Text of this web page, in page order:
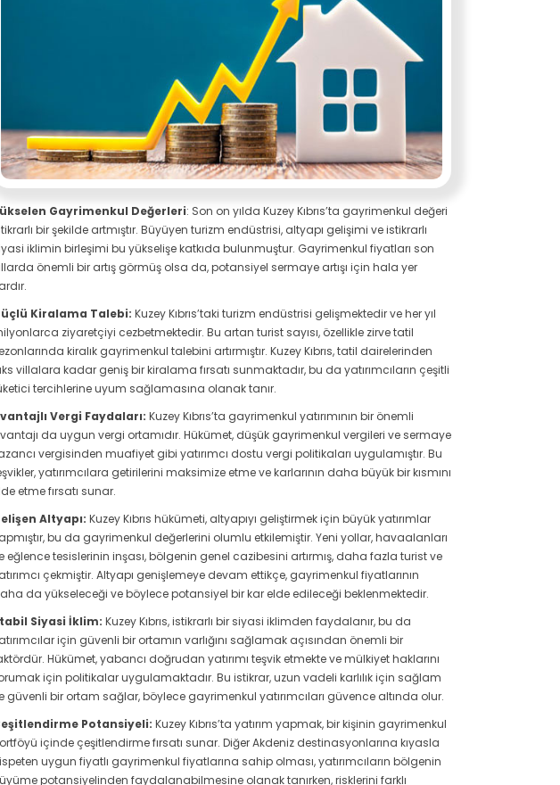
Gayrimenkul Değerleri: Son on yılda Kuzey Kıbrıs’ta gayrimenkul değeri
bir şekilde artmıştır. Büyüyen turizm endüstrisi, altyapı gelişimi ve istikrarlı
iklimin birleşimi bu yükselişe katkıda bulunmuştur. Gayrimenkul fiyatları son
önemli bir artış görmüş olsa da, potansiyel sermaye artışı için hala yer
Kiralama Talebi: Kuzey Kıbrıs’taki turizm endüstrisi gelişmektedir ve her yıl
ziyaretçiyi cezbetmektedir. Bu artan turist sayısı, özellikle zirve tatil
kiralık gayrimenkul talebini artırmıştır. Kuzey Kıbrıs, tatil dairelerinden
villalara kadar geniş bir kiralama fırsatı sunmaktadır, bu da yatırımcıların çeşitli
tercihlerine uyum sağlamasına olanak tanır.
Vergi Faydaları: Kuzey Kıbrıs’ta gayrimenkul yatırımının bir önemli
da uygun vergi ortamıdır. Hükümet, düşük gayrimenkul vergileri ve sermaye
vergisinden muafiyet gibi yatırımcı dostu vergi politikaları uygulamıştır. Bu
yatırımcılara getirilerini maksimize etme ve karlarının daha büyük bir kısmını
etme fırsatı sunar.
Altyapı: Kuzey Kıbrıs hükümeti, altyapıyı geliştirmek için büyük yatırımlar
bu da gayrimenkul değerlerini olumlu etkilemiştir. Yeni yollar, havaalanları
eğlence tesislerinin inşası, bölgenin genel cazibesini artırmış, daha fazla turist ve
çekmiştir. Altyapı genişlemeye devam ettikçe, gayrimenkul fiyatlarının
da yükseleceği ve böylece potansiyel bir kar elde edileceği beklenmektedir.
Siyasi İklim: Kuzey Kıbrıs, istikrarlı bir siyasi iklimden faydalanır, bu da
için güvenli bir ortamın varlığını sağlamak açısından önemli bir
Hükümet, yabancı doğrudan yatırımı teşvik etmekte ve mülkiyet haklarını
için politikalar uygulamaktadır. Bu istikrar, uzun vadeli karlılık için sağlam
güvenli bir ortam sağlar, böylece gayrimenkul yatırımcıları güvence altında olur.
Potansiyeli: Kuzey Kıbrıs’ta yatırım yapmak, bir kişinin gayrimenkul
içinde çeşitlendirme fırsatı sunar. Diğer Akdeniz destinasyonlarına kıyasla
uygun fiyatlı gayrimenkul fiyatlarına sahip olması, yatırımcıların bölgenin
potansiyelinden faydalanabilmesine olanak tanırken, risklerini farklı